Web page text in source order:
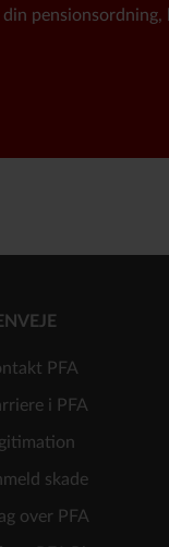
PFA
i PFA
skade
over PFA